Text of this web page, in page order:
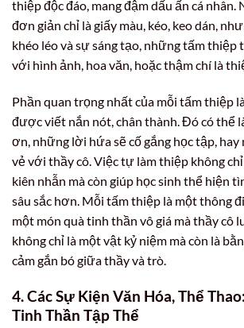
thiệp độc đáo, mang đậm dấu ấn cá nhân.
đơn giản chỉ là giấy màu, kéo, keo dán,
khéo léo và sự sáng tạo, những tấm thiệp
với hình ảnh, hoa văn, hoặc thậm chí là
Phần quan trọng nhất của mỗi tấm thiệp
được viết nắn nót, chân thành. Đó có thể
ơn, những lời hứa sẽ cố gắng học tập,
vẻ với thầy cô. Việc tự làm thiệp không
kiên nhẫn mà còn giúp học sinh thể hiện
sâu sắc hơn. Mỗi tấm thiệp là một thông
một món quà tinh thần vô giá mà thầy cô
không chỉ là một vật kỷ niệm mà còn là
cảm gắn bó giữa thầy và trò.
4. Các Sự Kiện Văn Hóa, Thể
Tinh Thần Tập Thể